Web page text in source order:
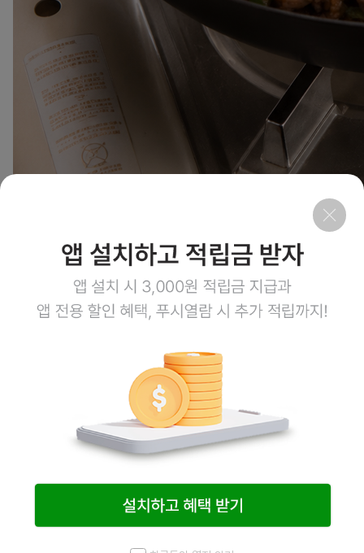
주식회사 엠오유통 사업자정보
평일 08:00~17:00
토요일 08:00~12:00
일요일,공휴일 휴무